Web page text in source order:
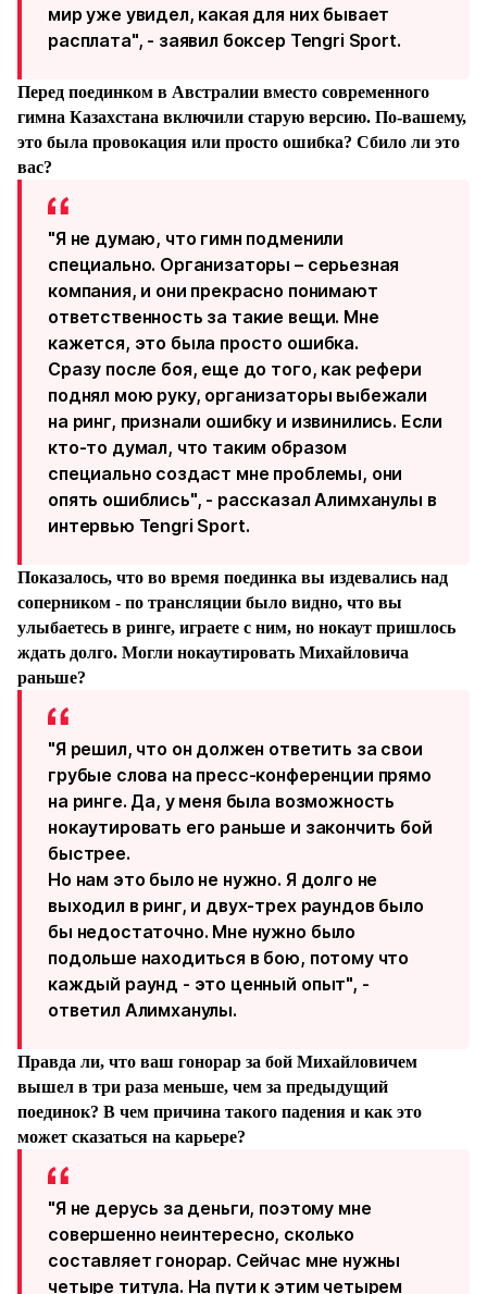
мир уже увидел, какая для них бывает
расплата", - заявил боксер Tengri Sport.
Перед поединком в Австралии вместо современного
гимна Казахстана включили старую версию. По-вашему,
это была провокация или просто ошибка? Сбило ли это
вас?
"Я не думаю, что гимн подменили
специально. Организаторы – серьезная
компания, и они прекрасно понимают
ответственность за такие вещи. Мне
кажется, это была просто ошибка.
Сразу после боя, еще до того, как рефери
поднял мою руку, организаторы выбежали
на ринг, признали ошибку и извинились. Если
кто-то думал, что таким образом
специально создаст мне проблемы, они
опять ошиблись", - рассказал Алимханулы в
интервью Tengri Sport.
Показалось, что во время поединка вы издевались над
соперником - по трансляции было видно, что вы
улыбаетесь в ринге, играете с ним, но нокаут пришлось
ждать долго. Могли нокаутировать Михайловича
раньше?
"Я решил, что он должен ответить за свои
грубые слова на пресс-конференции прямо
на ринге. Да, у меня была возможность
нокаутировать его раньше и закончить бой
быстрее.
Но нам это было не нужно. Я долго не
выходил в ринг, и двух-трех раундов было
бы недостаточно. Мне нужно было
подольше находиться в бою, потому что
каждый раунд - это ценный опыт", -
ответил Алимханулы.
⁠Правда ли, что ваш гонорар за бой Михайловичем
вышел в три раза меньше, чем за предыдущий
поединок? В чем причина такого падения и как это
может сказаться на карьере?
"Я не дерусь за деньги, поэтому мне
совершенно неинтересно, сколько
составляет гонорар. Сейчас мне нужны
четыре титула. На пути к этим четырем